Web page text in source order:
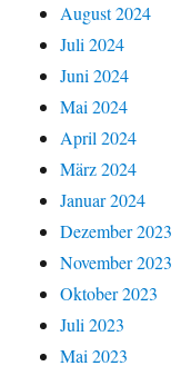
August 2024
Juli 2024
Juni 2024
Mai 2024
April 2024
März 2024
Januar 2024
Dezember 2023
November 2023
Oktober 2023
Juli 2023
Mai 2023